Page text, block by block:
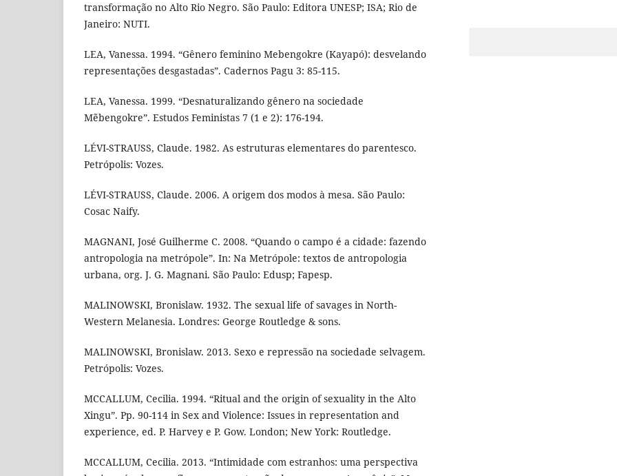
transformação no Alto Rio Negro. São Paulo: Editora UNESP; ISA; Rio de
Janeiro: NUTI.
LEA, Vanessa. 1994. “Gênero feminino Mebengokre (Kayapó): desvelando
representações desgastadas”. Cadernos Pagu 3: 85-115.
LEA, Vanessa. 1999. “Desnaturalizando gênero na sociedade
Mẽbengokre”. Estudos Feministas 7 (1 e 2): 176-194.
LÉVI-STRAUSS, Claude. 1982. As estruturas elementares do parentesco.
Petrópolis: Vozes.
LÉVI-STRAUSS, Claude. 2006. A origem dos modos à mesa. São Paulo:
Cosac Naify.
MAGNANI, José Guilherme C. 2008. “Quando o campo é a cidade: fazendo
antropologia na metrópole”. In: Na Metrópole: textos de antropologia
urbana, org. J. G. Magnani. São Paulo: Edusp; Fapesp.
MALINOWSKI, Bronislaw. 1932. The sexual life of savages in North-
Western Melanesia. Londres: George Routledge & sons.
MALINOWSKI, Bronislaw. 2013. Sexo e repressão na sociedade selvagem.
Petrópolis: Vozes.
MCCALLUM, Cecilia. 1994. “Ritual and the origin of sexuality in the Alto
Xingu”. Pp. 90-114 in Sex and Violence: Issues in representation and
experience, ed. P. Harvey e P. Gow. London; New York: Routledge.
MCCALLUM, Cecilia. 2013. “Intimidade com estranhos: uma perspectiva